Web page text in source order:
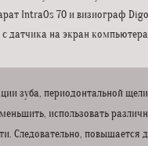
IntraOs 70 и визиограф
датчика на экран компьютера
зуба, периодонтальной
использовать
Следовательно, повышается